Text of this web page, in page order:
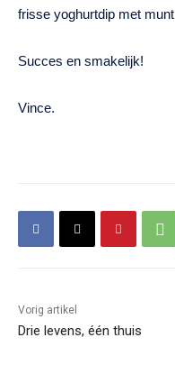
frisse yoghurtdip met munt
Succes en smakelijk!
Vince.
Vorig artikel
Drie levens, één thuis